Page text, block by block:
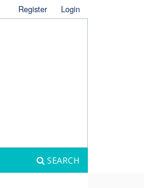
SEARCH
Register Login